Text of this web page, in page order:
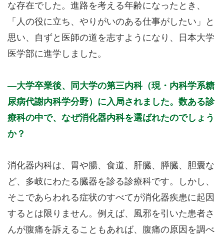
な存在でした。進路を考える年齢になったとき、
「人の役に立ち、やりがいのある仕事がしたい」と
思い、自ずと医師の道を志すようになり、日本大学
医学部に進学しました。
大学卒業後、同大学の第三内科（現・内科学系糖
尿病代謝内科学分野）に入局されました。数ある診
療科の中で、なぜ消化器内科を選ばれたのでしょう
か？
消化器内科は、胃や腸、食道、肝臓、膵臓、胆囊な
ど、多岐にわたる臓器を診る診療科です。しかし、
そこであらわれる症状のすべてが消化器疾患に起因
するとは限りません。例えば、風邪を引いた患者さ
んが腹痛を訴えることもあれば、腹痛の原因を調べ